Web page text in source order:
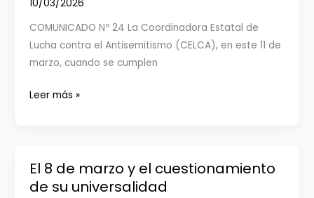
ANTISEMITISMO
10/03/2026
COMUNICADO Nº 24 La Coordinadora Estatal de
Lucha contra el Antisemitismo (CELCA), en este 11 de
marzo, cuando se cumplen
11
MÁS
Leer más »
El 8 de marzo y el cuestionamiento
de su universalidad